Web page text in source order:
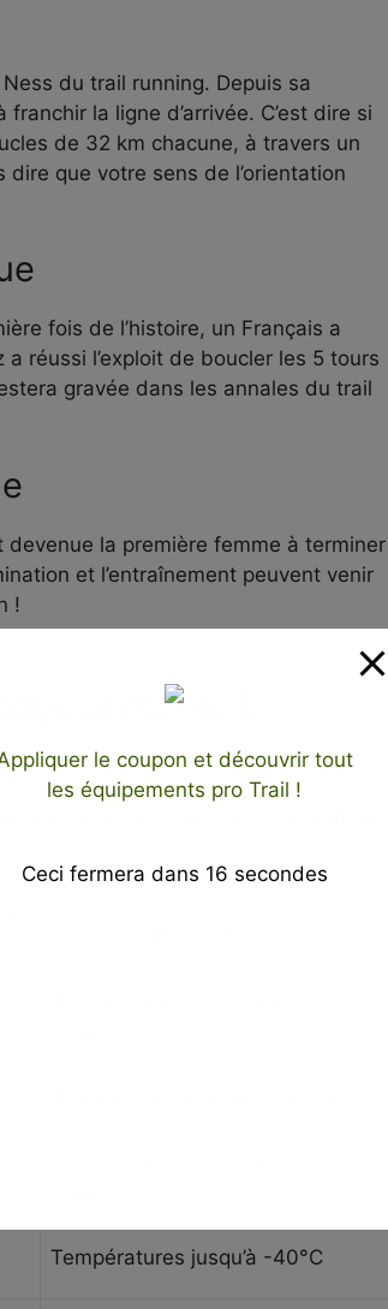
du trail running. Depuis sa
la ligne d’arrivée. C’est dire si
de 32 km chacune, à travers un
que votre sens de l’orientation
fois de l’histoire, un Français a
réussi l’exploit de boucler les 5 tours
gravée dans les annales du trail
la première femme à terminer
et l’entraînement peuvent venir
!
de la
des ultra-traileurs. Voici un tableau
Températures jusqu’à -40°C
le coupon et découvrir tout
les équipements pro Trail !
Ceci fermera dans 15 secondes